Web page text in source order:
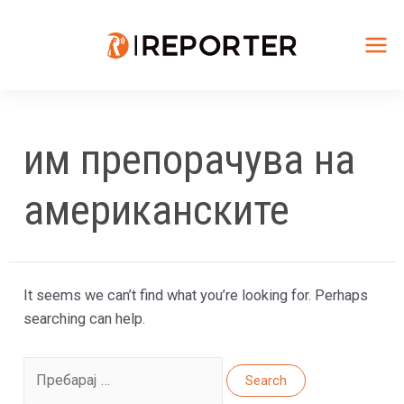
им препорачува на
американските
It seems we can’t find what you’re looking for. Perhaps
searching can help.